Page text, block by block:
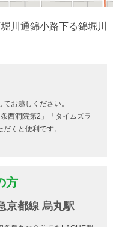
川通錦小路下る錦堀川
お越しください。
西洞院第2」「タイムズラ
くと便利です。
方
京都線 烏丸駅